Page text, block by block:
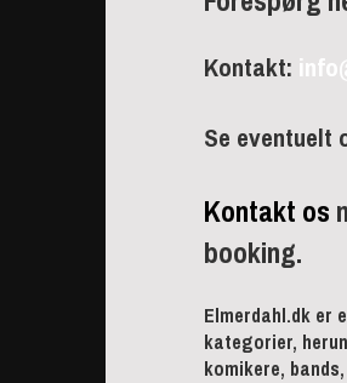
Kontakt:
Se eventuelt
Kontakt os
booking.
Elmerdahl.dk er
kategorier,
komikere,